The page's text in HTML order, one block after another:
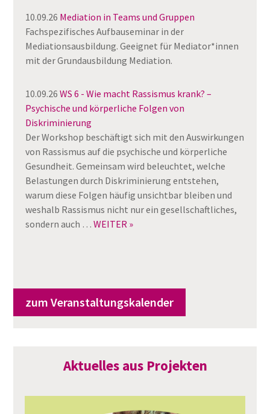
10.09.26 Mediation in Teams und Gruppen
Fachspezifisches Aufbauseminar in der
Mediationsausbildung. Geeignet für Mediator*innen
mit der Grundausbildung Mediation.
10.09.26WS 6 - Wie macht Rassismus krank? –
Psychische und körperliche Folgen von
Diskriminierung
Der Workshop beschäftigt sich mit den Auswirkungen
von Rassismus auf die psychische und körperliche
Gesundheit. Gemeinsam wird beleuchtet, welche
Belastungen durch Diskriminierung entstehen,
warum diese Folgen häufig unsichtbar bleiben und
weshalb Rassismus nicht nur ein gesellschaftliches,
sondern auch …WEITER »
zum Veranstaltungskalender
Aktuelles aus Projekten